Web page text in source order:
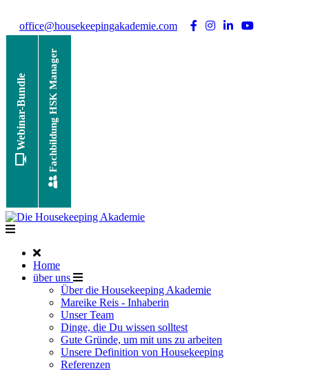
office@housekeepingakademie.com
Webinar-Bundle Fachbildung HSK Manager
Home
über uns
Über die Housekeeping Akademie
Mareike Reis - Inhaberin
Unser Team
Dinge, die Du wissen solltest
Gute Gründe, um mit uns zu arbeiten
Unsere Definition von Housekeeping
Referenzen